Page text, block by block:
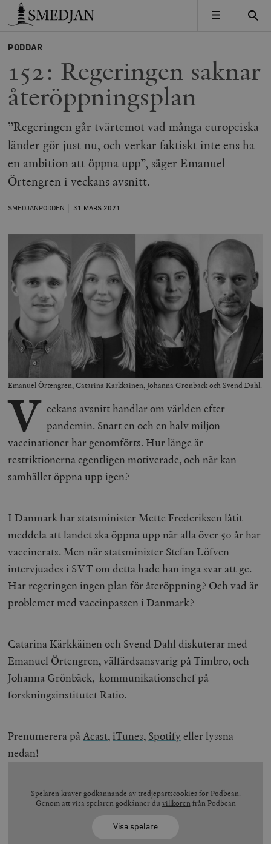
Timbro
MENY
PODDAR
152: Regeringen saknar
återöppningsplan
”Regeringen går tvärtemot vad många europeiska
länder gör just nu, och verkar faktiskt inte ens ha
en ambition att öppna upp”, säger Emanuel
Örtengren i veckans avsnitt.
SMEDJANPODDEN 31 MARS 2021
Emanuel Örtengren, Catarina Kärkkäinen, Johanna Grönbäck och Svend Dahl.
V eckans avsnitt handlar om världen efter
pandemin. Snart en och en halv miljon
vaccinationer har genomförts. Hur länge är
restriktionerna egentligen motiverade, och när kan
samhället öppna upp igen?
I Danmark har statsminister Mette Frederiksen låtit
meddela att landet ska öppna upp när alla över 50 år har
vaccinerats. Men när statsminister Stefan Löfven
intervjuades i SVT om detta hade han inga svar att ge.
Har regeringen ingen plan för återöppning? Och vad är
problemet med vaccinpassen i Danmark?
Catarina Kärkkäinen och Svend Dahl diskuterar med
Emanuel Örtengren, välfärdsansvarig på Timbro, och
Johanna Grönbäck, kommunikationschef på
forskningsinstitutet Ratio.
Prenumerera påAcast,iTunes, Spotifyeller lyssna
nedan!
Spelaren kräver godkännande av tredjepartscookies för Podbean.
Genom att visa spelaren godkänner du villkoren från Podbean
Visa spelare